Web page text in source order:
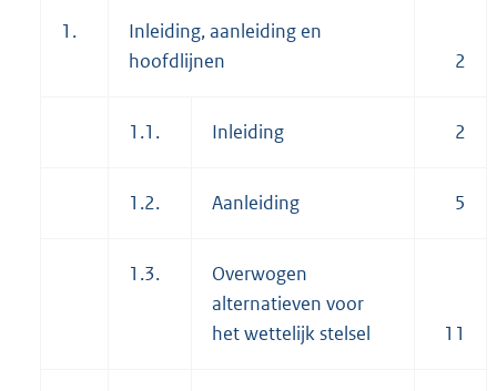
1.
Inleiding, aanleiding en
hoofdlijnen
2
1.1. Inleiding 2
1.2. Aanleiding 5
1.3.
Overwogen
alternatieven voor
het wettelijk stelsel
11